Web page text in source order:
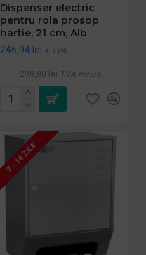
Dispenser electric
pentru rola prosop
hartie, 21 cm, Alb
246,94 lei + TVA
298,80 lei TVA inclus
7 - 14 ZILE